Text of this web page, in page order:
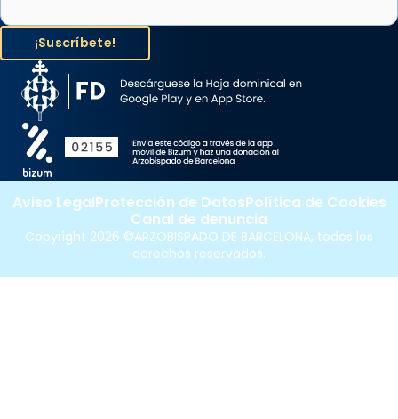
Copyright 2026 ©ARZOBISPADO DE BARCELONA, todos los
derechos reservados.
Aviso LegalProtección de DatosPolítica de Cookies
Canal de denuncia